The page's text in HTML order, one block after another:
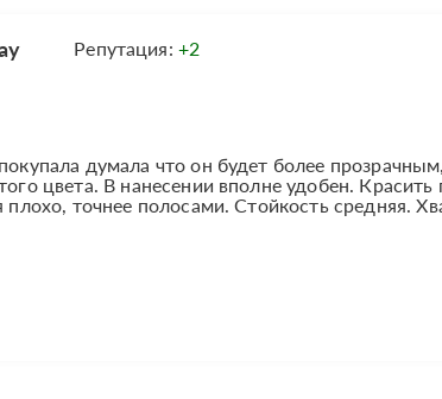
Репутация: +2
думала что он будет более
цвета. В нанесении вполне удобен. Красить
точнее полосами. Стойкость средняя.